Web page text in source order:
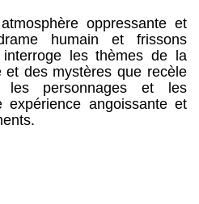
oppressante et
humain et frissons
les thèmes de la
et des mystères que recèle
les personnages et les
expérience angoissante et